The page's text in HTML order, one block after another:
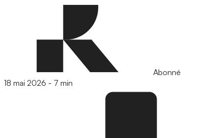
Abonné
18 mai 2026 - 7 min